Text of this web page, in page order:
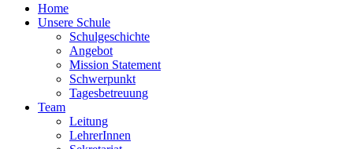
Home
Unsere Schule
Schulgeschichte
Angebot
Mission Statement
Schwerpunkt
Tagesbetreuung
Team
Leitung
LehrerInnen